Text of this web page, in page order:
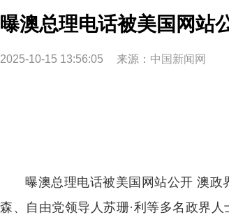
曝澳总理电话被美国网站
2025-10-15 13:56:05 来源： 中国新闻网
曝澳总理电话被美国网站公开 澳
森、自由党领导人苏珊·利等多名政界